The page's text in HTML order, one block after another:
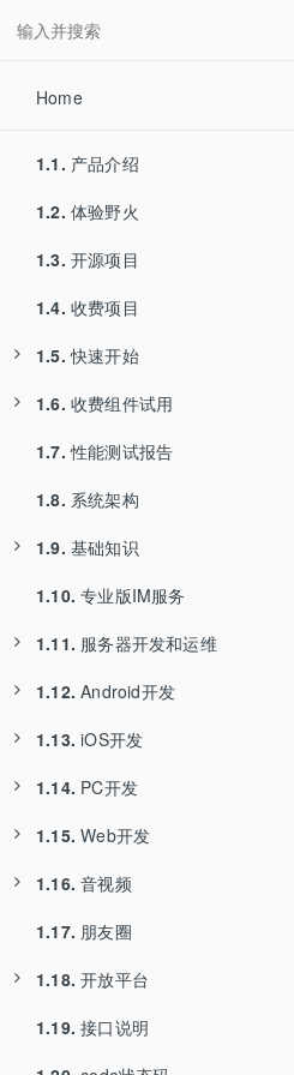
Home
1.1. 产品介绍
1.2. 体验野火
1.3. 开源项目
1.4. 收费项目
1.5. 快速开始
1.5.1.服务器部署
1.5.2.安卓编译
1.5.3.iOS编译
1.6. 收费组件试用
1.6.1.PC Electron版本试用
1.6.2.PC Qt版本试用
1.6.3.Web试用
1.6.4.小程序试用
1.6.5.试用专业版和Web/小程序
1.6.6.音视频高级版
1.6.7.朋友圈
1.6.8.鸿蒙SDK试用
1.7. 性能测试报告
1.8. 系统架构
1.9. 基础知识
1.9.1.功能特性
1.9.2.SDK与客户端的关系
1.9.3.用户
1.9.4.SDK的功能
1.9.5.连接
1.9.6.会话
1.9.7.消息
1.9.8.消息内容
1.9.9.消息负载
1.9.10.存储与同步
1.10. 专业版IM服务
1.11. 服务器开发和运维
1.11.1.服务器端口说明
1.11.2.数据库配置
1.11.3.机器内存的选择
1.11.4.系统调优
1.11.5.服务器配置
1.11.6.Server API接口
1.11.6.1.
1.11.6.2.
1.11.7.Server SDK
1.11.8.Robot API接口
1.12. Android开发
1.12.1.代码编译与工程说明
1.12.2.ChatClient简介
1.12.3.ChatUIKit简介
1.12.4.WildfireChat简介
1.12.5.集成说明
1.12.6.推送集成
1.13. iOS开发
1.13.1.代码编译与工程说明
1.13.2.ChatClient简介
1.13.3.ChatUIKit简介
1.13.4.WildfireChat简介
1.13.5.集成说明
1.13.6.推送集成
1.14. PC开发
1.14.1.二次开发
1.15. Web开发
1.15.1.Web配置
1.15.2.IM服务配置
1.15.3.二次开发
1.16. 音视频
1.16.1.TURN服务
1.16.2.UDP端口连通性检查
1.17. 朋友圈
1.18. 开放平台
1.18.1.概述
1.19. 接口说明